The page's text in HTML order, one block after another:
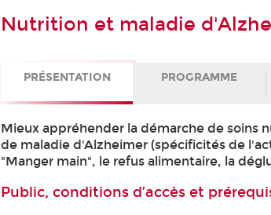
Nutrition et maladie
PRÉSENTATION PROGRAMME
Mieux appréhender la démarche de soins
de maladie d'Alzheimer (spécificités de
"Manger main", le refus alimentaire, la
Public, conditions d’accès et